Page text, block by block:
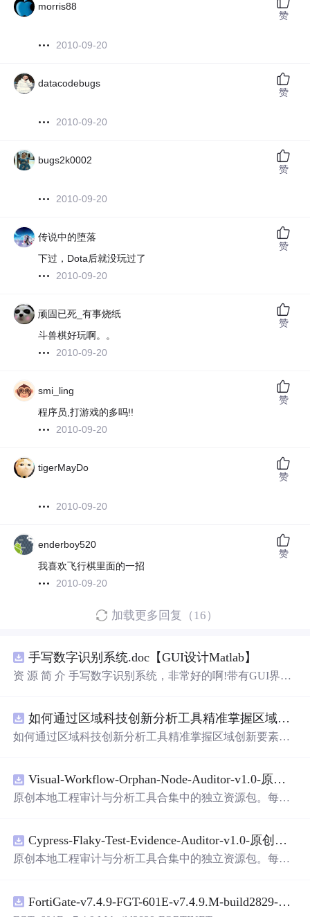
morris88
2010-09-20
赞
datacodebugs
2010-09-20
赞
bugs2k0002
2010-09-20
赞
传说中的堕落
下过，Dota后就没玩过了
2010-09-20
赞
顽固已死_有事烧纸
斗兽棋好玩啊。。
2010-09-20
赞
smi_ling
程序员,打游戏的多吗!!
2010-09-20
赞
tigerMayDo
2010-09-20
赞
enderboy520
我喜欢飞行棋里面的一招
2010-09-20
赞
加载更多回复（16）
手写数字识别系统.doc【GUI设计Matlab】
资 源 简 介 手写数字识别系统，非常好的啊!带有GUI界
带有直观的图形用户界面（GUI），非常容易使用。你只
需要将手写数字输入系统，它将立即给出准确的识别结
是一个非常方便和实用的工具，你一定会喜欢它的！
如何通过区域科技创新分析工具精准掌握区域创新要素分布与产业链融合现状？.docx
如何通过区域科技创新分析工具精准掌握区域创新要素分
Visual-Workflow-Orphan-Node-Auditor-v1.0-原创源码与文档.zip
原创本地工程审计与分析工具合集中的独立资源包。每个
README、运行说明、功能清单、MIT License及原创与授
权声明。解压后进入project目录，执行npm test验证算法，
目源码、Logo、官方截图、论文、生产日志或其他受限素
材。适合前端开发、AI应用工程、测试审计和课程实践。
Cypress-Flaky-Test-Evidence-Auditor-v1.0-原创源码与文档.zip
原创本地工程审计与分析工具合集中的独立资源包。每个
README、运行说明、功能清单、MIT License及原创与授
FortiGate-v7.4.9-FGT-601E-v7.4.9.M-build2829-FORTINET.out